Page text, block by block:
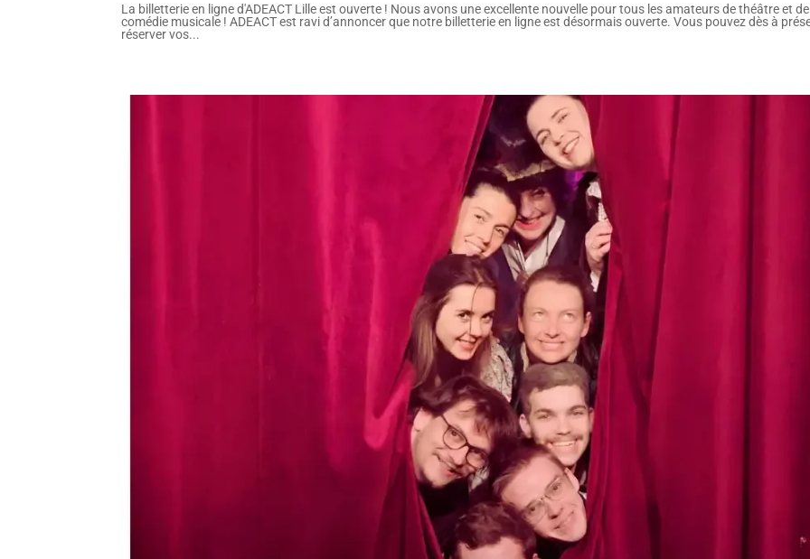
La billetterie en ligne d'ADEACT Lille est ouverte ! Nous avons une excellente nouvelle pour tous les amateurs de théâtre et de
comédie musicale ! ADEACT est ravi d’annoncer que notre billetterie en ligne est désormais ouverte. Vous pouvez dès à
réserver vos...